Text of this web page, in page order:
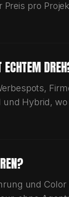
pro
und Hybrid, wo
und Color